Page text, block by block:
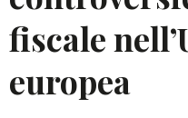
fiscale
europea